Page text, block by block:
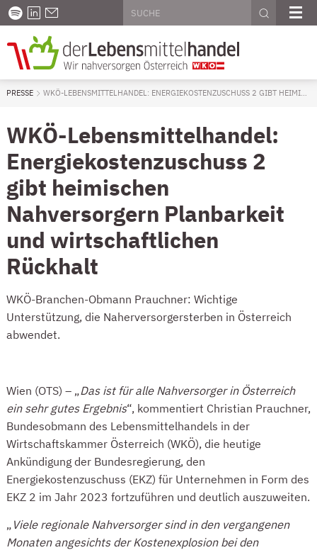
LINKEDIN
KONTAKT
Seitenweite Suche
SUCHE
PRESSE AKTUELL: WKÖ-LEBENSMITTELHANDEL: ENERGIEKOSTENZUSCHUSS 2
WKÖ-LEBENSMITTELHANDEL: ENERGIEKOSTENZUSCHUSS 2 GIBT HEIMISCHEN NAHVERSORGERN PLANBARKEIT UND WIRTSCHAFTLICHEN RÜCKHALT
WKÖ-Lebensmittelhandel:
Energiekostenzuschuss 2
gibt heimischen
Nahversorgern Planbarkeit
und wirtschaftlichen
Rückhalt
WKÖ-Branchen-Obmann Prauchner: Wichtige
Unterstützung, die Naherversorgersterben in Österreich
abwendet.
Wien (OTS) – „Das ist für alle Nahversorger in Österreich
ein sehr gutes Ergebnis“, kommentiert Christian Prauchner,
Bundesobmann des Lebensmittelhandels in der
Wirtschaftskammer Österreich (WKÖ), die heutige
Ankündigung der Bundesregierung, den
Energiekostenzuschuss (EKZ) für Unternehmen in Form des
EKZ 2 im Jahr 2023 fortzuführen und deutlich auszuweiten.
„Viele regionale Nahversorger sind in den vergangenen
Monaten angesichts der Kostenexplosion bei den